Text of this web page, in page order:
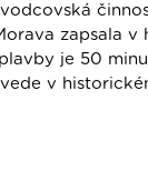
zapsala v
je 50
v